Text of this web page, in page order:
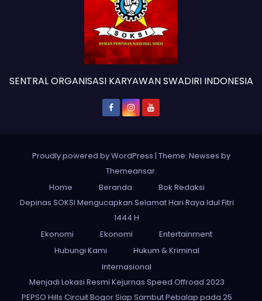
SENTRAL ORGANISASI KARYAWAN SWADIRI INDONESIA
Proudly powered by WordPress | Theme: Newses by
Themeansar.
Home
Beranda
Bok Redaksi
Depinas SOKSI Mengucapkan Selamat Hari Raya Idul Fitri
1444 H
Ekonomi
Ekonomi
Entertainment
Hubungi Kami
Hukum & Kriminal
Internasional
Menjadi Lokasi Resmi Kejurnas Speed Offroad 2023
PEPSO Hills Circuit Bogor Siap Sambut Pebalap pada 25